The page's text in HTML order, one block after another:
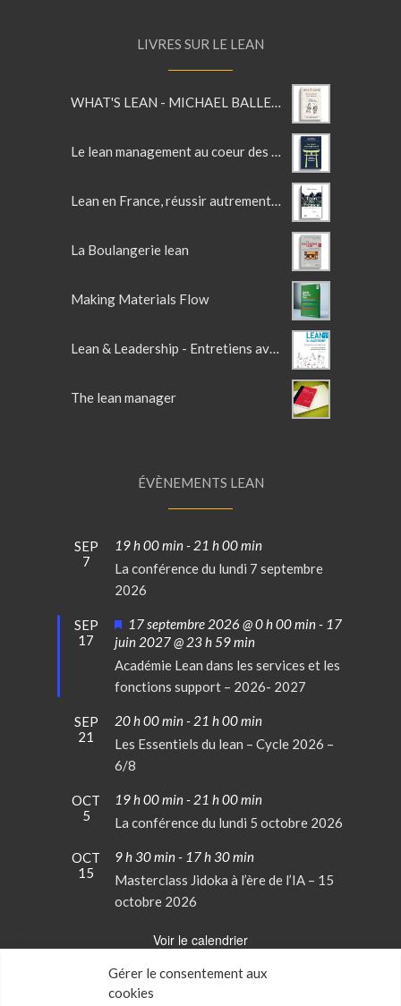
Gérer le consentement aux
cookies
LIVRES SUR LE LEAN
La Boulangerie lean
Making Materials Flow
The lean manager
ÉVÈNEMENTS LEAN
SEP
7
19 h 00 min- 21 h 00 min
La conférence du lundi 7 septembre
2026
SEP
17
Mis
en
avant
17 septembre 2026 @ 0 h 00 min- 17
juin 2027 @ 23 h 59 min
Académie Lean dans les services et les
fonctions support – 2026- 2027
SEP
21
20 h 00 min- 21 h 00 min
Les Essentiels du lean – Cycle 2026 –
6/8
OCT
5
19 h 00 min- 21 h 00 min
La conférence du lundi 5 octobre 2026
OCT
15
9 h 30 min- 17 h 30 min
Masterclass Jidoka à l’ère de l’IA – 15
octobre 2026
Voir le calendrier